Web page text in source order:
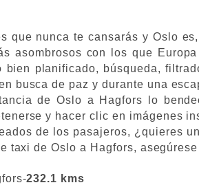
que nunca te cansarás y Oslo
asombrosos con los que
planificado, búsqueda,
busca de paz y durante una
de Oslo a Hagfors lo
y hacer clic en imágenes
de los pasajeros, ¿quieres
taxi de Oslo a Hagfors,
232.1 kms